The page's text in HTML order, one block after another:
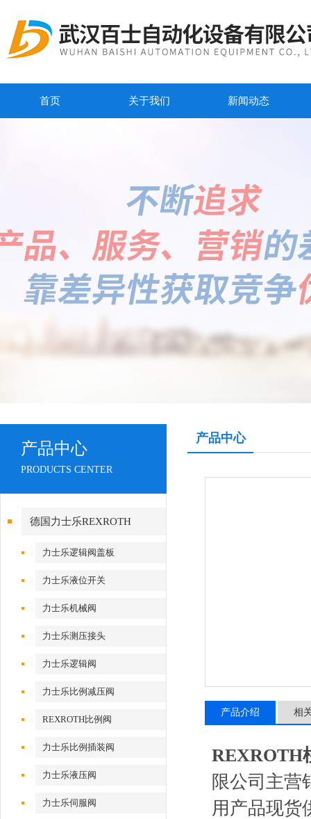
首页 关于我们 新闻动态
产品中心
PRODUCTS CENTER
德国力士乐REXROTH
力士乐逻辑阀盖板
力士乐液位开关
力士乐机械阀
力士乐测压接头
力士乐逻辑阀
力士乐比例减压阀
REXROTH比例阀
力士乐比例插装阀
力士乐液压阀
力士乐伺服阀
产品中心
产品介绍 相
REXROTH
限公司主营
用产品现货